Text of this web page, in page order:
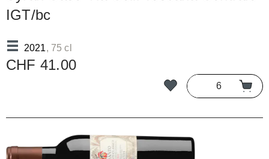
IGT/bc
2021, 75 cl
CHF 41.00